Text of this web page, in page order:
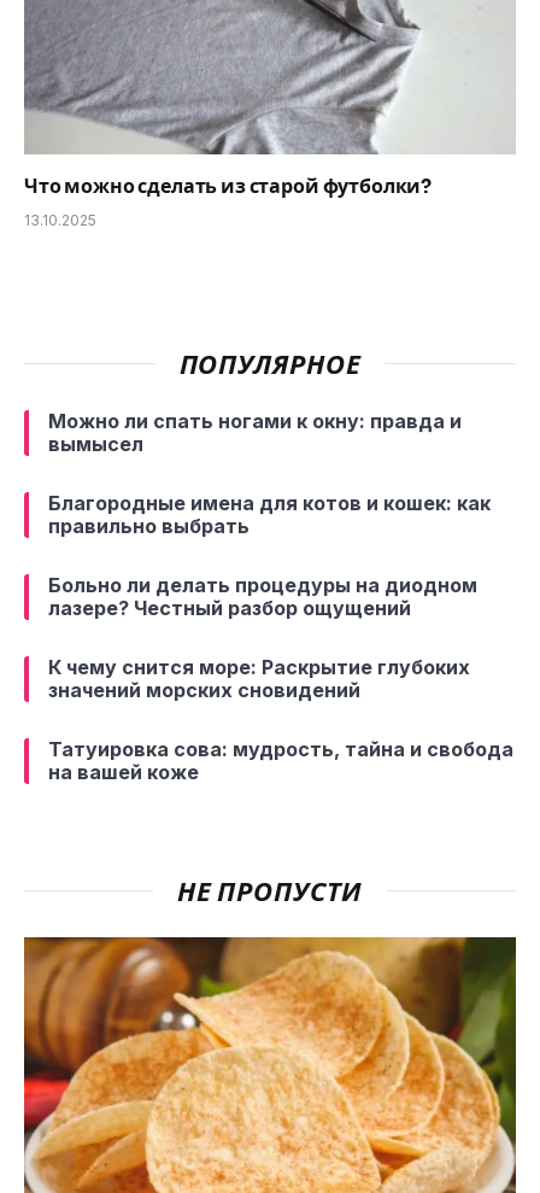
Что можно сделать из старой футболки?
13.10.2025
ПОПУЛЯРНОЕ
Можно ли спать ногами к окну: правда и
вымысел
Благородные имена для котов и кошек: как
правильно выбрать
Больно ли делать процедуры на диодном
лазере? Честный разбор ощущений
К чему снится море: Раскрытие глубоких
значений морских сновидений
Татуировка сова: мудрость, тайна и свобода
на вашей коже
НЕ ПРОПУСТИ